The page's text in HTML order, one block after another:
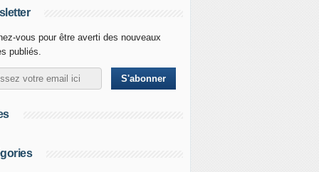
vous pour être averti des nouveaux
publiés.